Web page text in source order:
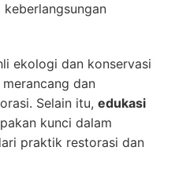
ekologi dan konservasi
dan
Selain itu, edukasi
kunci dalam
praktik restorasi dan